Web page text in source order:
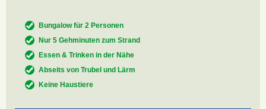
Bungalow für 2 Personen
Nur 5 Gehminuten zum Strand
Essen & Trinken in der Nähe
Abseits von Trubel und Lärm
Keine Haustiere